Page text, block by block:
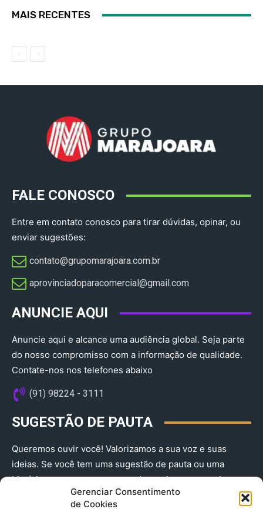
Gerenciar Consentimento
de Cookies
MAIS RECENTES
FALE CONOSCO
Entre em contato conosco para tirar dúvidas, opinar, ou
enviar sugestões:
contato@grupomarajoara.com.br
aprovinciadoparacomercial@gmail.com​
ANUNCIE AQUI
Anuncie aqui e alcance uma audiência global. Seja parte
do nosso compromisso com a informação de qualidade.
Contate-nos nos telefones abaixo
(91) 98224 - 3111
SUGESTÃO DE PAUTA
Queremos ouvir você! Valorizamos a sua voz e suas
ideias. Se você tem uma sugestão de pauta ou uma
história que merece ser contada, envie-nos agora!
(91) 98224 - 3111